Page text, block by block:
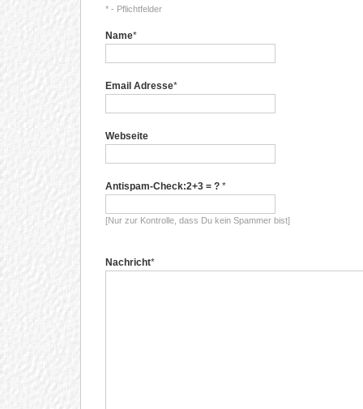
* - Pflichtfelder
Name*
Email Adresse*
Webseite
Antispam-Check:2+3 = ? *
[Nur zur Kontrolle, dass Du kein Spammer bist]
Nachricht*